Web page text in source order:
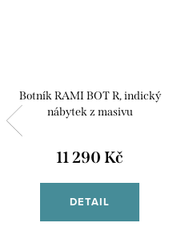
Botník RAMI BOT R, indický
nábytek z masivu
11 290 Kč
DETAIL